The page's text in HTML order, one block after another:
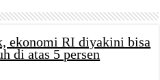
ekonomi RI diyakini bisa
di atas 5 persen